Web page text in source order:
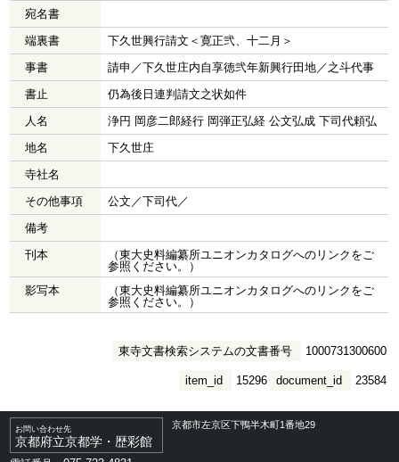
宛名書
端裏書
下久世興行請文＜寛正弐、十二月＞
事書
請申／下久世庄内自享徳弐年新興行田地／之斗代事
書止
仍為後日連判請文之状如件
人名
浄円 岡彦二郎経行 岡弾正弘経 公文弘成 下司代頼弘
地名
下久世庄
寺社名
その他事項
公文／下司代／
備考
刊本
（東大史料編纂所ユニオンカタログへのリンクをご
参照ください。）
影写本
（東大史料編纂所ユニオンカタログへのリンクをご
参照ください。）
東寺文書検索システムの文書番号 1000731300600
document_id 23584
item_id 15296
お問い合わせ先
京都府立京都学・歴彩館
京都市左京区下鴨半木町1番地29